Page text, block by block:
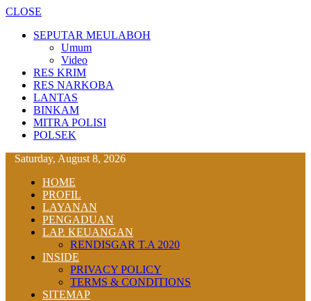
CLOSE
SEPUTAR MEULABOH
Umum
Video
RES KRIM
RES NARKOBA
LANTAS
BINKAM
MITRA POLISI
POLSEK
Saturday, August 8, 2026
HOME
PROFIL
LAYANAN
PENGADUAN
LAP. KEUANGAN
RENDISGAR T.A 2020
INSIDE
PRIVACY POLICY
TERMS & CONDITIONS
SITEMAP